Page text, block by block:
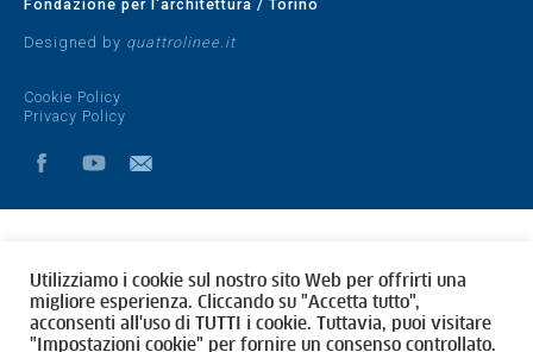
Fondazione per l'architettura / Torino
Designed by quattrolinee.it
Cookie Policy
Privacy Policy
Utilizziamo i cookie sul nostro sito Web per offrirti una
migliore esperienza. Cliccando su "Accetta tutto",
acconsenti all'uso di TUTTI i cookie. Tuttavia, puoi visitare
"Impostazioni cookie" per fornire un consenso controllato.